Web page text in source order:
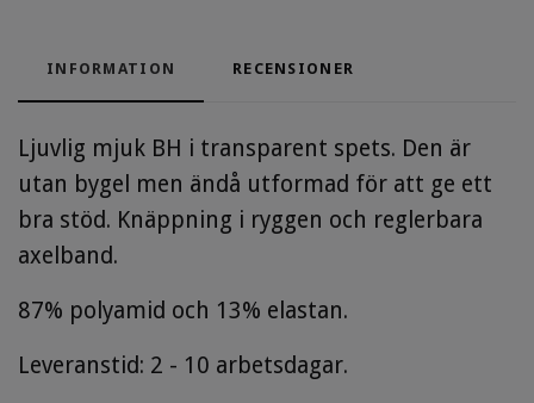
INFORMATION RECENSIONER
Ljuvlig mjuk BH i transparent spets. Den är
utan bygel men ändå utformad för att ge ett
bra stöd. Knäppning i ryggen och reglerbara
axelband.
87% polyamid och 13% elastan.
Leveranstid: 2 - 10 arbetsdagar.